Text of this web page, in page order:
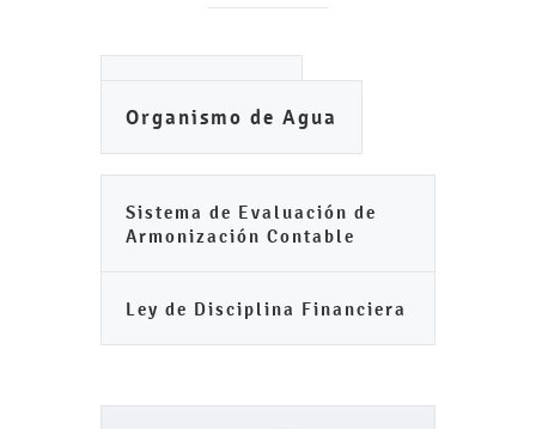
Organismo de Agua
Sistema de Evaluación de
Armonización Contable
Ley de Disciplina Financiera